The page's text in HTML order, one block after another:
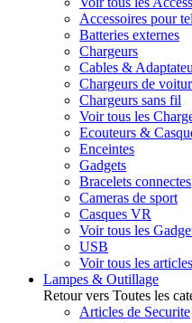
Accessoires pour
Batteries externes
Chargeurs
Cables &
Chargeurs de
Chargeurs sans fil
Voir tous les
Ecouteurs &
Enceintes
Gadgets
Bracelets connectes
Cameras de sport
Casques VR
Voir tous les
USB
Voir tous les articles
Lampes & Outillage
Retour vers Toutes les
Articles de Securite